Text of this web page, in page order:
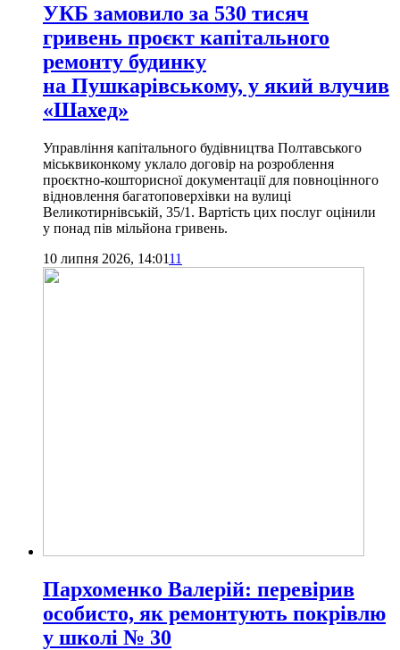
УКБ замовило за 530 тисяч
гривень проєкт капітального
ремонту будинку
на Пушкарівському, у який влучив
«Шахед»
Управління капітального будівництва Полтавського
міськвиконкому уклало договір на розроблення
проєктно-кошторисної документації для повноцінного
відновлення багатоповерхівки на вулиці
Великотирнівській, 35/1. Вартість цих послуг оцінили
у понад пів мільйона гривень.
10 липня 2026, 14:0111
Пархоменко Валерій: перевірив
особисто, як ремонтують покрівлю
у школі № 30